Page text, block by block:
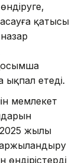
қатысы
ықпал етеді.
мемлекет
2025 жылы